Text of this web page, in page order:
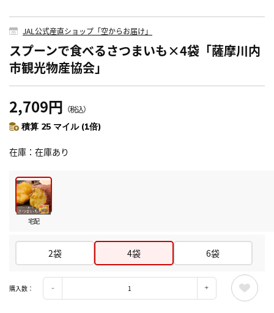
JAL公式産直ショップ「空からお届け」
スプーンで食べるさつまいも×4袋「薩摩川内
市観光物産協会」
2,709円 （税込）
積算 25 マイル (1倍)
在庫 在庫あり
宅配
2袋 4袋 6袋
購入数：